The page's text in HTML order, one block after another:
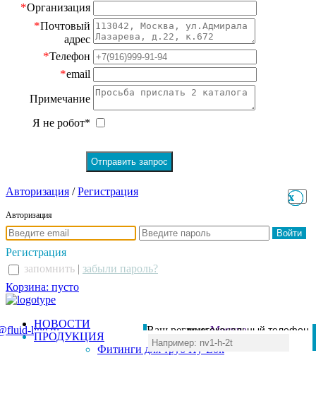
*Организация
*Почтовый
адрес
*Телефон
*email
Примечание
Я не робот*
Авторизация /Регистрация x
x
Авторизация
Регистрация
запомнить
забыли пароль?
Корзина: пусто
line.ru многоканальный телефон
+7 (495) 984-41-00
Ваш регион:Москва
НОВОСТИ
ПРОДУКЦИЯ
Фитинги для труб Hy-Lok